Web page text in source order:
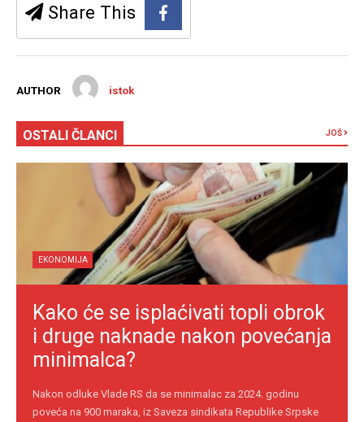
Share This
AUTHOR istok
OSTALI ČLANCI JOŠ
EKONOMIJA
Kako će se isplaćivati topli obrok
i druge naknade nakon povećanja
minimalca?
Nakon odluke Vlade RS da se minimalac za 2024. godinu
poveća na 900 maraka, iz Saveza sindikata Republike Srpske